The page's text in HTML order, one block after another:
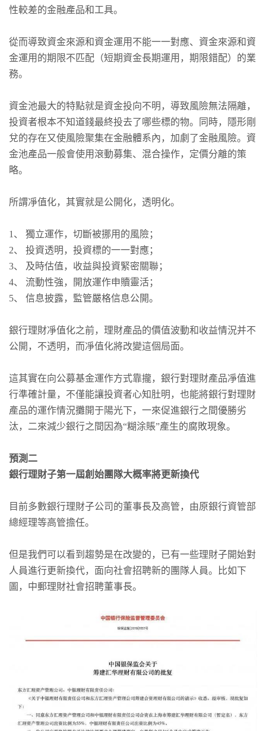
性較差的金融產品和工具。
從而導致資金來源和資金運用不能一一對應、資金來源和資
金運用的期限不匹配（短期資金長期運用，期限錯配）的業
務。
資金池最大的特點就是資金投向不明，導致風險無法隔離，
投資者根本不知道錢最終投去了哪些標的物。同時，隱形剛
兌的存在又使風險聚集在金融體系內，加劇了金融風險。資
金池產品一般會使用滾動募集、混合操作，定價分離的策
略。
所謂凈值化，其實就是公開化，透明化。
1、 獨立運作，切斷被挪用的風險；
2、 投資透明，投資標的一一對應；
3、 及時估值，收益與投資緊密關聯；
4、 流動性強，開放運作申贖靈活；
5、 信息披露，監管嚴格信息公開。
銀行理財凈值化之前，理財產品的價值波動和收益情況并不
公開，不透明，而凈值化將改變這個局面。
這其實在向公募基金運作方式靠攏，銀行對理財產品凈值進
行準確計量，不僅能讓投資者心知肚明，也能將銀行對理財
產品的運作情況攤開于陽光下，一來促進銀行之間優勝劣
汰，二來減少銀行之間因為“糊涂賬”產生的腐敗現象。
預測二
銀行理財子第一屆創始團隊大概率將更新換代
目前多數銀行理財子公司的董事長及高管，由原銀行資管部
總經理等高管擔任。
但是我們可以看到趨勢是在改變的，已有一些理財子開始對
人員進行更新換代，面向社會招聘新的團隊人員。比如下
圖，中郵理財社會招聘董事長。